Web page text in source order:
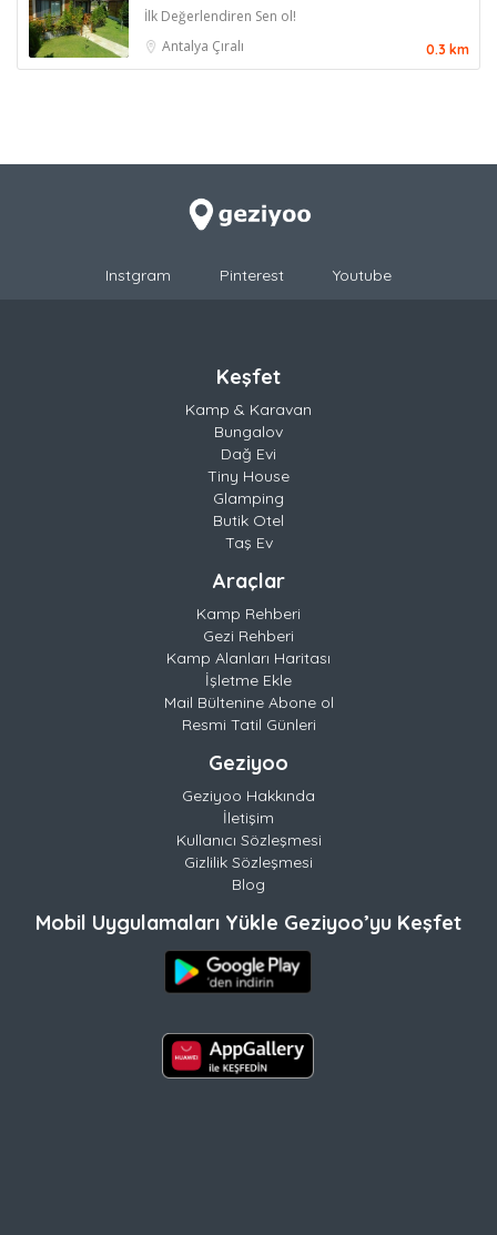
İlk Değerlendiren Sen ol!
Antalya Çıralı 0.3 km
Instgram Pinterest Youtube
Keşfet
Kamp & Karavan
Bungalov
Dağ Evi
Tiny House
Glamping
Butik Otel
Taş Ev
Araçlar
Kamp Rehberi
Gezi Rehberi
Kamp Alanları Haritası
İşletme Ekle
Mail Bültenine Abone ol
Resmi Tatil Günleri
Geziyoo
Geziyoo Hakkında
İletişim
Kullanıcı Sözleşmesi
Gizlilik Sözleşmesi
Blog
Mobil Uygulamaları Yükle Geziyoo’yu Keşfet